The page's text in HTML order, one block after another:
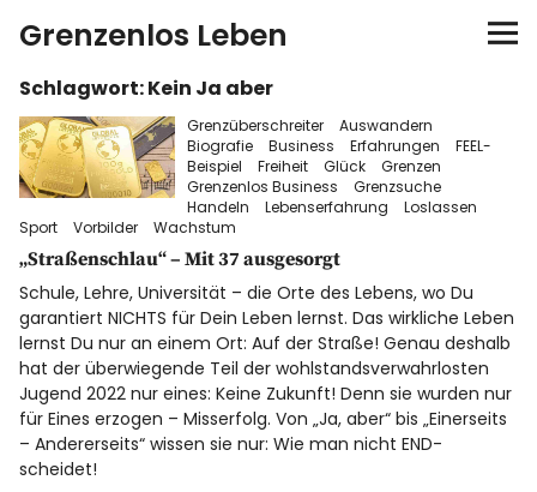
Grenzenlos Leben
Startseite
Autor
FEEL-Konzept
FEELution
Auswandern
Shop
Schlagwort:Kein Ja aber
Grenzüberschreiter
Auswandern
Biografie
Business Erfahrungen
FEEL-
Beispiel
Freiheit Glück
Grenzen
Grenzenlos Business
Grenzsuche
Handeln
Lebenserfahrung
Loslassen
Sport
Vorbilder Wachstum
„Straßenschlau“ – Mit 37 ausgesorgt
Schule, Lehre, Universität – die Orte des Lebens, wo Du
garantiert NICHTS für Dein Leben lernst. Das wirkliche Leben
lernst Du nur an einem Ort: Auf der Straße! Genau deshalb
hat der überwiegende Teil der wohlstandsverwahrlosten
Jugend 2022 nur eines: Keine Zukunft! Denn sie wurden nur
für Eines erzogen – Misserfolg. Von „Ja, aber“ bis „Einerseits
– Andererseits“ wissen sie nur: Wie man nicht END-
scheidet!